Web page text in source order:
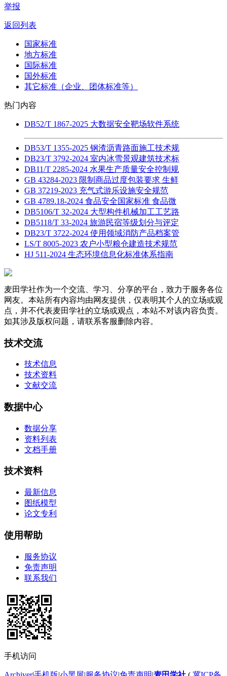
举报
返回列表
国家标准
地方标准
国际标准
国外标准
其它标准（企业、团体标准等）
热门内容
DB52/T 1867-2025 大数据安全靶场软件系统
DB53/T 1355-2025 钢渣沥青路面施工技术规
DB23/T 3792-2024 室内冰雪景观建筑技术标
DB11/T 2285-2024 水果生产质量安全控制规
GB 43284-2023 限制商品过度包装要求 生鲜
GB 37219-2023 充气式游乐设施安全规范
GB 4789.18-2024 食品安全国家标准 食品微
DB5106/T 32-2024 大型构件机械加工工艺路
DB5118/T 33-2024 旅游民宿等级划分与评定
DB23/T 3722-2024 使用领域消防产品档案管
LS/T 8005-2023 农户小型粮仓建造技术规范
HJ 511-2024 生态环境信息化标准体系指南
麦田学社作为一个交流、学习、分享的平台，致力于服务各位
网友。本站所有内容均由网友提供，仅表明其个人的立场或观
点，并不代表麦田学社的立场或观点，本站不对该内容负责。
如其涉及版权问题，请联系客服删除内容。
技术交流
技术信息
技术资料
文献交流
数据中心
数据分享
资料列表
文档手册
技术资料
最新信息
图纸模型
论文专利
使用帮助
服务协议
免责声明
联系我们
手机访问